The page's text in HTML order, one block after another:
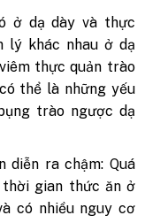
ở dạ dày và thực
lý khác nhau ở dạ
thực quản trào
thể là những yếu
trào ngược dạ
diễn ra chậm: Quá
gian thức ăn ở
có nhiều nguy cơ